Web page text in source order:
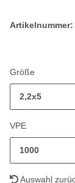
Artikelnummer:
Größe
2,2x5
VPE
1000
Auswahl